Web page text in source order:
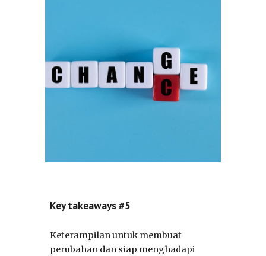
Key takeaways #5
Keterampilan untuk membuat
perubahan dan siap menghadapi